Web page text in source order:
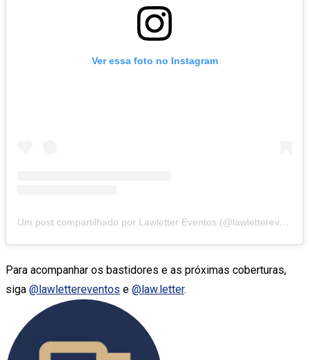
Ver essa foto no Instagram
Um post compartilhado por Lawletter Eventos (@lawlettereventos)
Para acompanhar os bastidores e as próximas coberturas,
siga @lawlettereventos e @law.letter.